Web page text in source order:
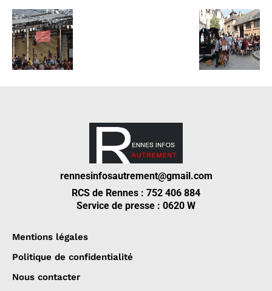
rennesinfosautrement@gmail.com
RCS de Rennes : 752 406 884
Service de presse : 0620 W
Mentions légales
Politique de confidentialité
Nous contacter